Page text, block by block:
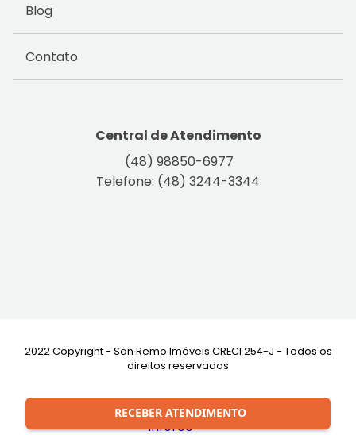
RECEBER ATENDIMENTO
Blog
Contato
Central de Atendimento
(48) 98850-6977
Telefone: (48) 3244-3344
2022 Copyright - San Remo Imóveis CRECI 254-J - Todos os
direitos reservados